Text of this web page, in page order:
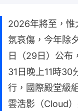
2026年將至，惟
氛哀傷，今年除
日（29日）公布
31日晚上11時30
行，國際殿堂級
雲浩影（Cloud